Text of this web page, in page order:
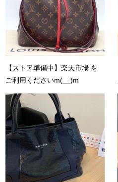
【ストア準備中】楽天市場 を
ご利用くださいm(__)m